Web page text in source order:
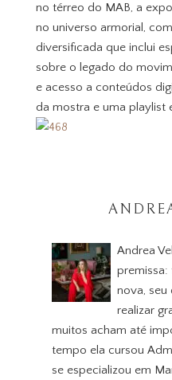
no térreo do MAB, a
no universo armorial,
diversificada que inclui
sobre o legado do
e acesso a conteúdos
da mostra e uma playlist
Andrea
premissa:
nova, seu
realizar
muitos acham até
tempo ela cursou
se especializou em